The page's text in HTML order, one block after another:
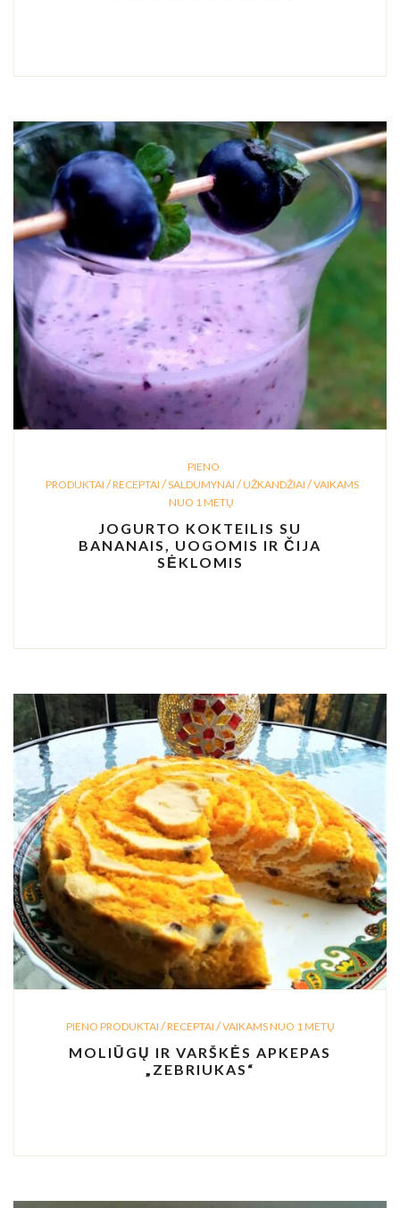
PIENO
PRODUKTAI /RECEPTAI /SALDUMYNAI /UŽKANDŽIAI /VAIKAMS
NUO 1 METŲ
JOGURTO KOKTEILIS SU
BANANAIS, UOGOMIS IR ČIJA
SĖKLOMIS
PIENO PRODUKTAI /RECEPTAI /VAIKAMS NUO 1 METŲ
MOLIŪGŲ IR VARŠKĖS APKEPAS
„ZEBRIUKAS“